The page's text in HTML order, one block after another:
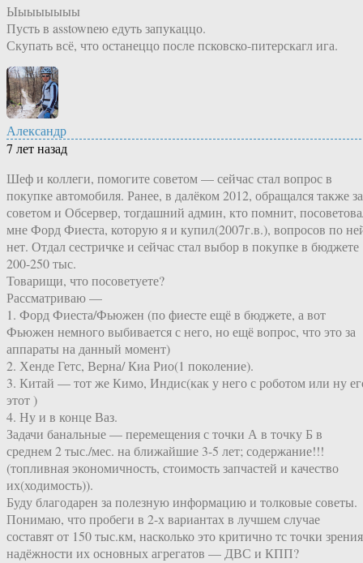
Ыыыыыыыы
Пусть в asstownею едуть запукаццо.
Скупать всё, что останеццо после псковско-питерскагл ига.
Александр
7 лет назад
Шеф и коллеги, помогите советом — сейчас стал вопрос в
покупке автомобиля. Ранее, в далёком 2012, обращался также за
советом и Обсервер, тогдашний админ, кто помнит,
мне Форд Фиеста, которую я и купил(2007г.в.), вопросов по
нет. Отдал сестричке и сейчас стал выбор в покупке в бюджете
200-250 тыс.
Товарищи, что посоветуете?
Рассматриваю —
1. Форд Фиеста/Фьюжен (по фиесте ещё в бюджете, а вот
Фьюжен немного выбивается с него, но ещё вопрос, что это за
аппараты на данный момент)
2. Хенде Гетс, Верна/ Киа Рио(1 поколение).
3. Китай — тот же Кимо, Индис(как у него с роботом или ну
этот )
4. Ну и в конце Ваз.
Задачи банальные — перемещения с точки А в точку Б в
среднем 2 тыс./мес. на ближайшие 3-5 лет; содержание!!!
(топливная экономичность, стоимость запчастей и качество
их(ходимость)).
Буду благодарен за полезную информацию и толковые советы.
Понимаю, что пробеги в 2-х вариантах в лучшем случае
составят от 150 тыс.км, насколько это критично тс точки зрения
надёжности их основных агрегатов — ДВС и КПП?